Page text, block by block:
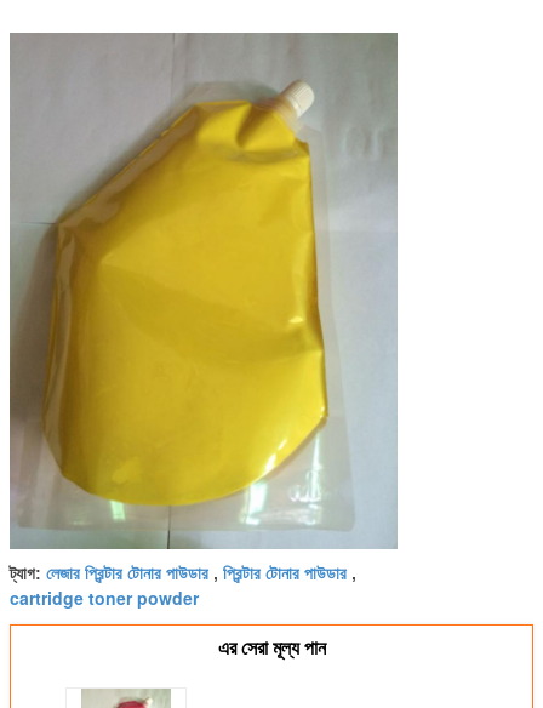
ট্যাগ: লেজার প্রিন্টার টোনার পাউডার , প্রিন্টার টোনার পাউডার ,
cartridge toner powder
এর সেরা মূল্য পান